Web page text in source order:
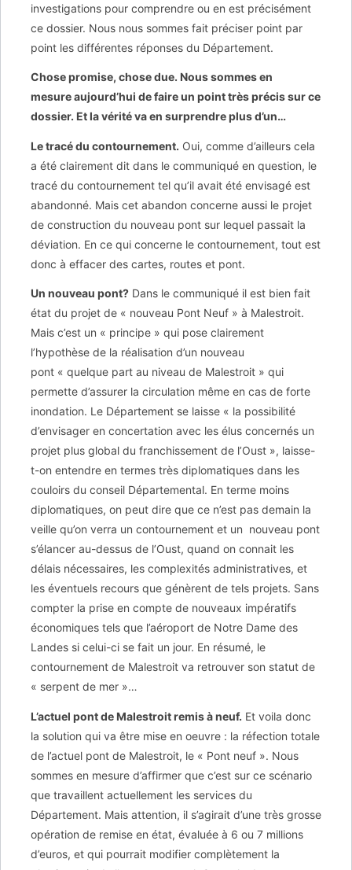
investigations pour comprendre ou en est précisément
ce dossier. Nous nous sommes fait préciser point par
point les différentes réponses du Département.
Chose promise, chose due. Nous sommes en
mesure aujourd’hui de faire un point très précis sur ce
dossier. Et la vérité va en surprendre plus d’un…
Le tracé du contournement. Oui, comme d’ailleurs cela
a été clairement dit dans le communiqué en question, le
tracé du contournement tel qu’il avait été envisagé est
abandonné. Mais cet abandon concerne aussi le projet
de construction du nouveau pont sur lequel passait la
déviation. En ce qui concerne le contournement, tout est
donc à effacer des cartes, routes et pont.
Un nouveau pont? Dans le communiqué il est bien fait
état du projet de « nouveau Pont Neuf » à Malestroit.
Mais c’est un « principe » qui pose clairement
l’hypothèse de la réalisation d’un nouveau
pont « quelque part au niveau de Malestroit » qui
permette d’assurer la circulation même en cas de forte
inondation. Le Département se laisse « la possibilité
d’envisager en concertation avec les élus concernés un
projet plus global du franchissement de l’Oust », laisse-
t-on entendre en termes très diplomatiques dans les
couloirs du conseil Départemental. En terme moins
diplomatiques, on peut dire que ce n’est pas demain la
veille qu’on verra un contournement et un nouveau pont
s’élancer au-dessus de l’Oust, quand on connait les
délais nécessaires, les complexités administratives, et
les éventuels recours que génèrent de tels projets. Sans
compter la prise en compte de nouveaux impératifs
économiques tels que l’aéroport de Notre Dame des
Landes si celui-ci se fait un jour. En résumé, le
contournement de Malestroit va retrouver son statut de
« serpent de mer »…
L’actuel pont de Malestroit remis à neuf. Et voila donc
la solution qui va être mise en oeuvre : la réfection totale
de l’actuel pont de Malestroit, le « Pont neuf ». Nous
sommes en mesure d’affirmer que c’est sur ce scénario
que travaillent actuellement les services du
Département. Mais attention, il s’agirait d’une très grosse
opération de remise en état, évaluée à 6 ou 7 millions
d’euros, et qui pourrait modifier complètement la